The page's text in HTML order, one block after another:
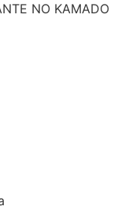
NO KAMADO